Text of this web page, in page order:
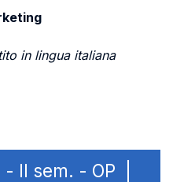
in lingua italiana
II sem. - OP |